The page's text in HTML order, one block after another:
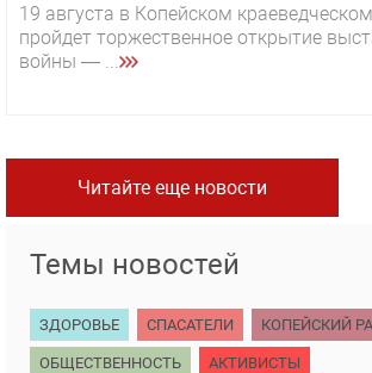
19 августа в Копейском
пройдет торжественное открытие
войны — ...
Читайте еще новости
Темы новостей
ЗДОРОВЬЕ СПАСАТЕЛИ КОПЕЙСКИЙ
ОБЩЕСТВЕННОСТЬ АКТИВИСТЫ